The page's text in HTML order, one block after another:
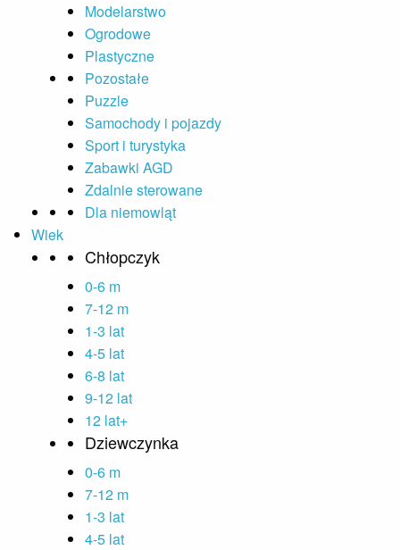
Modelarstwo
Ogrodowe
Plastyczne
Pozostałe
Puzzle
Samochody i pojazdy
Sport i turystyka
Zabawki AGD
Zdalnie sterowane
Dla niemowląt
Wiek
Chłopczyk
0-6 m
7-12 m
1-3 lat
4-5 lat
6-8 lat
9-12 lat
12 lat+
Dziewczynka
0-6 m
7-12 m
1-3 lat
4-5 lat